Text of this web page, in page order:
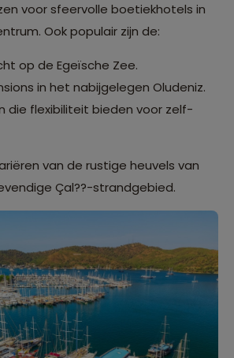
voor sfeervolle boetiekhotels in
Ook populair zijn de:
op de Egeïsche Zee.
in het nabijgelegen Oludeniz.
die flexibiliteit bieden voor zelf-
van de rustige heuvels van
Çal??-strandgebied.